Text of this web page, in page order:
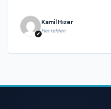
Kamil Hızer
Her telden